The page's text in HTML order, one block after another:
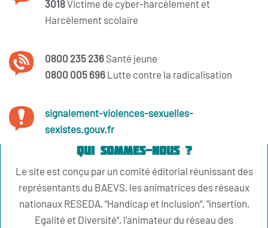
3018Victime de cyber-harcèlement et
Harcèlement scolaire
0800 235 236 Santé jeune
0800 005 696 Lutte contre la radicalisation
signalement-violences-sexuelles-
sexistes.gouv.fr
Qui sommes-nous ?
Le site est conçu par un comité éditorial réunissant des
représentants du BAEVS, les animatrices des réseaux
nationaux RESEDA, "Handicap et Inclusion", "insertion,
Egalité et Diversité", l'animateur du réseau des